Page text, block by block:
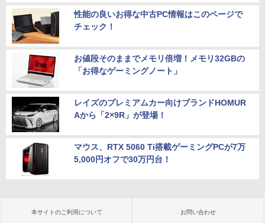
性能の良いお得な中古PC情報はこのページで
チェック！
お値段そのままでメモリ倍増！メモリ32GBの
「お得なゲーミングノート」
レイズのプレミアムカー向けブランドHOMUR
Aから「2×9R」が登場！
マウス、RTX 5060 Ti搭載ゲーミングPCが7万
5,000円オフで30万円台！
本サイトのご利用について お問い合わせ